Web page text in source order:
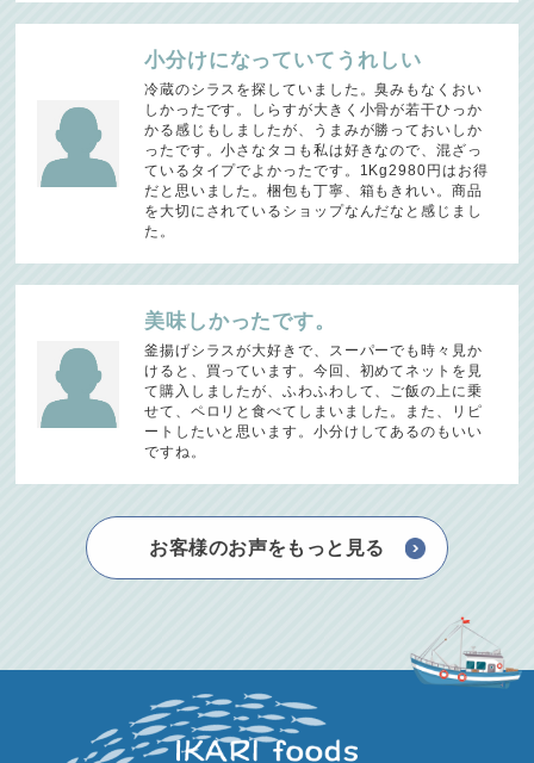
小分けになっていてうれしい
冷蔵のシラスを探していました。臭みもなくおい
しかったです。しらすが大きく小骨が若干ひっか
かる感じもしましたが、うまみが勝っておいしか
ったです。小さなタコも私は好きなので、混ざっ
ているタイプでよかったです。1Kg2980円はお得
だと思いました。梱包も丁寧、箱もきれい。商品
を大切にされているショップなんだなと感じまし
た。
美味しかったです。
釜揚げシラスが大好きで、スーパーでも時々見か
けると、買っています。今回、初めてネットを見
て購入しましたが、ふわふわして、ご飯の上に乗
せて、ペロリと食べてしまいました。また、リピ
ートしたいと思います。小分けしてあるのもいい
ですね。
お客様のお声をもっと見る